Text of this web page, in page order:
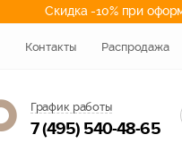
Скидка -10% при
Контакты Распродажа
График работы
7 (495) 540-48-65